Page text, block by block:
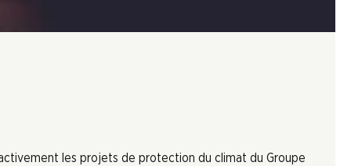
les projets de protection du climat du Groupe